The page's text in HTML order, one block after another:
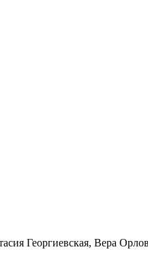
Георгиевская, Вера